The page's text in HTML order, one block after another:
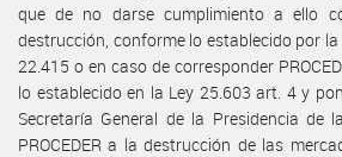
que de no darse cumplimiento a ello
destrucción, conforme lo establecido por la
22.415 o en caso de corresponder
lo establecido en la Ley 25.603 art. 4 y
Secretaría General de la Presidencia de
PROCEDER a la destrucción de las